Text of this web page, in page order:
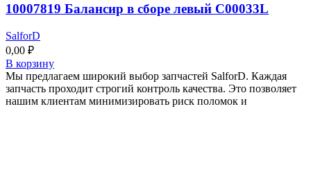
10007819 Балансир в сборе левый C00033L
SalforD
0,00 ₽
В корзину
Мы предлагаем широкий выбор запчастей SalforD. Каждая
запчасть проходит строгий контроль качества. Это позволяет
нашим клиентам минимизировать риск поломок и